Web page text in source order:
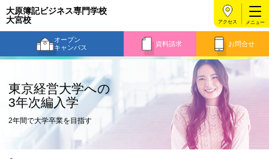
大原簿記ビジネス専門学校
大宮校
オープン
キャンパス
資料請求 お問合せ
アクセス
東京経営大学への
3年次編入学
2年間で大学卒業を目指す